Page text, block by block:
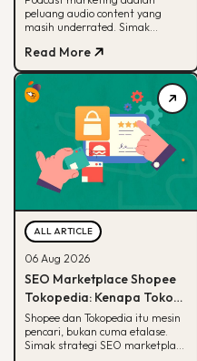
Sayang Banget
peluang audio content yang
masih underrated. Simak
sosial dan cara brand mulai
memanfaatkannya.
Read More
ALL ARTICLE
06 Aug 2026
SEO Marketplace Shopee
Tokopedia: Kenapa Toko
Online-mu Perlu Lebih dari
Sekadar Etalase
Shopee dan Tokopedia itu mesin
pencari, bukan cuma etalase.
Simak strategi SEO marketplace